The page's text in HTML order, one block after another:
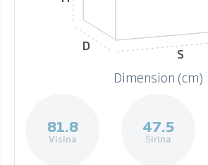
D
S
Dimension (cm)
81.8
Visina
47.5
Širina